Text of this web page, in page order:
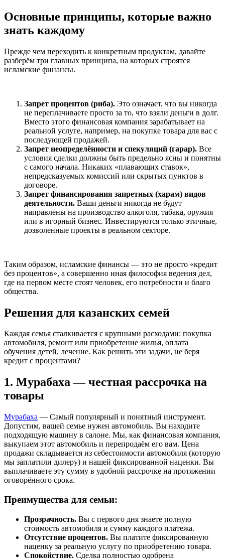
Основные принципы, которые важно
знать каждому
Прежде чем переходить к конкретным продуктам, давайте
разберём три главных принципа, на которых строятся
исламские финансы.
Запрет процентов (риба). Это означает, что вы никогда
не переплачиваете просто за то, что взяли деньги в долг.
Вместо этого финансовая компания зарабатывает на
реальной услуге, например, на покупке товара для вас с
последующей продажей.
Запрет неопределённости и спекуляций (гарар). Все
условия сделки должны быть предельно ясны и понятны
с самого начала. Никаких «плавающих ставок»,
непредсказуемых комиссий или скрытых пунктов в
договоре.
Запрет финансирования запретных (харам) видов
деятельности. Ваши деньги никогда не будут
направлены на производство алкоголя, табака, оружия
или в игорный бизнес. Инвестируются только этичные,
дозволенные проекты в реальном секторе.
Таким образом, исламские финансы — это не просто «кредит
без процентов», а совершенно иная философия ведения дел,
где на первом месте стоят человек, его потребности и благо
общества.
Решения для казанских семей
Каждая семья сталкивается с крупными расходами: покупка
автомобиля, ремонт или приобретение жилья, оплата
обучения детей, лечение. Как решить эти задачи, не беря
кредит с процентами?
1. Мурабаха — честная рассрочка на
товары
Мурабаха — Самый популярный и понятный инструмент.
Допустим, вашей семье нужен автомобиль. Вы находите
подходящую машину в салоне. Мы, как финансовая компания,
выкупаем этот автомобиль и перепродаём его вам. Цена
продажи складывается из себестоимости автомобиля (которую
мы заплатили дилеру) и нашей фиксированной наценки. Вы
выплачиваете эту сумму в удобной рассрочке на протяжении
оговорённого срока.
Преимущества для семьи:
Прозрачность. Вы с первого дня знаете полную
стоимость автомобиля и сумму каждого платежа.
Отсутствие процентов. Вы платите фиксированную
наценку за реальную услугу по приобретению товара.
Спокойствие. Сделка полностью одобрена